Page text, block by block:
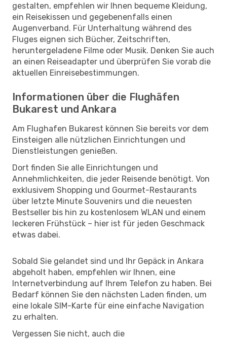
gestalten, empfehlen wir Ihnen bequeme Kleidung,
ein Reisekissen und gegebenenfalls einen
Augenverband. Für Unterhaltung während des
Fluges eignen sich Bücher, Zeitschriften,
heruntergeladene Filme oder Musik. Denken Sie auch
an einen Reiseadapter und überprüfen Sie vorab die
aktuellen Einreisebestimmungen.
Informationen über die Flughäfen
Bukarest und Ankara
Am Flughafen Bukarest können Sie bereits vor dem
Einsteigen alle nützlichen Einrichtungen und
Dienstleistungen genießen.
Dort finden Sie alle Einrichtungen und
Annehmlichkeiten, die jeder Reisende benötigt. Von
exklusivem Shopping und Gourmet-Restaurants
über letzte Minute Souvenirs und die neuesten
Bestseller bis hin zu kostenlosem WLAN und einem
leckeren Frühstück – hier ist für jeden Geschmack
etwas dabei.
Sobald Sie gelandet sind und Ihr Gepäck in Ankara
abgeholt haben, empfehlen wir Ihnen, eine
Internetverbindung auf Ihrem Telefon zu haben. Bei
Bedarf können Sie den nächsten Laden finden, um
eine lokale SIM-Karte für eine einfache Navigation
zu erhalten.
Vergessen Sie nicht, auch die